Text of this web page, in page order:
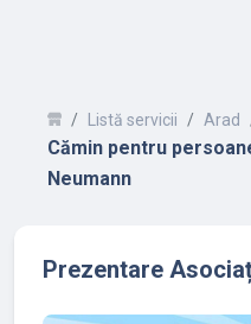
Listă servicii Arad
Cămin pentru
Neumann
Prezentare